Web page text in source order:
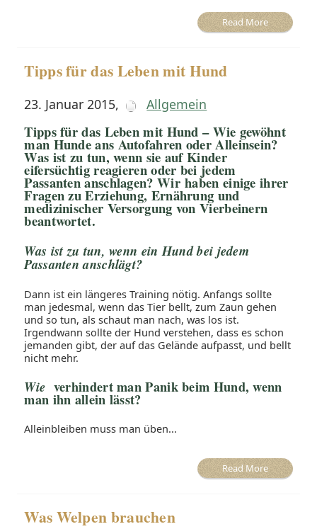
Read More
Tipps für das Leben mit Hund
23. Januar 2015, Allgemein
Tipps für das Leben mit Hund – Wie gewöhnt
man Hunde ans Autofahren oder Alleinsein?
Was ist zu tun, wenn sie auf Kinder
eifersüchtig reagieren oder bei jedem
Passanten anschlagen? Wir haben einige ihrer
Fragen zu Erziehung, Ernährung und
medizinischer Versorgung von Vierbeinern
beantwortet.
Was ist zu tun, wenn ein Hund bei jedem
Passanten anschlägt?
Dann ist ein längeres Training nötig. Anfangs sollte
man jedesmal, wenn das Tier bellt, zum Zaun gehen
und so tun, als schaut man nach, was los ist.
Irgendwann sollte der Hund verstehen, dass es schon
jemanden gibt, der auf das Gelände aufpasst, und bellt
nicht mehr.
Wie verhindert man Panik beim Hund, wenn
man ihn allein lässt?
Alleinbleiben muss man üben...
Read More
Was Welpen brauchen